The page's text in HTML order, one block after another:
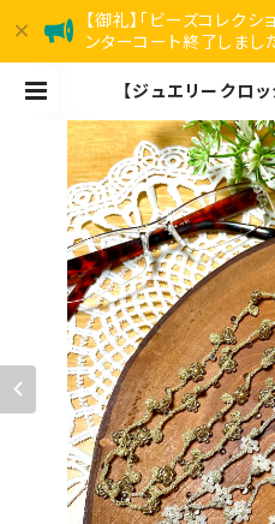
【御礼】「ビーズコレク
ンターコート終了しまし
【ジュエリークロ